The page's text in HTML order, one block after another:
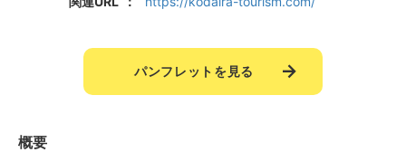
パンフレットを見る
概要